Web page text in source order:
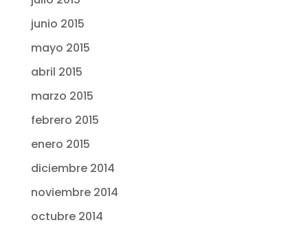
junio 2015
mayo 2015
abril 2015
marzo 2015
febrero 2015
enero 2015
diciembre 2014
noviembre 2014
octubre 2014